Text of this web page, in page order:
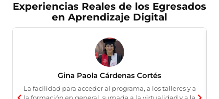
Experiencias Reales de los Egresados
en Aprendizaje Digital
Gina Paola Cárdenas Cortés
La facilidad para acceder al programa, a los talleres y a